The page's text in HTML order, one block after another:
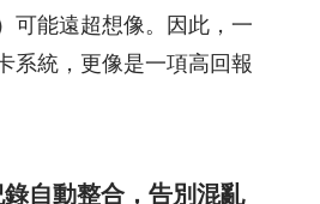
可能遠超想像。因此，一
系統，更像是一項高回報
自動整合，告別混亂